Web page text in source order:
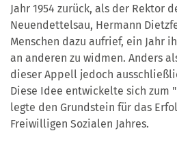
Jahr 1954 zurück, als der Rektor
Neuendettelsau, Hermann
Menschen dazu aufrief, ein Jahr
an anderen zu widmen. Anders
dieser Appell jedoch
Diese Idee entwickelte sich zum
legte den Grundstein für das
Freiwilligen Sozialen Jahres.